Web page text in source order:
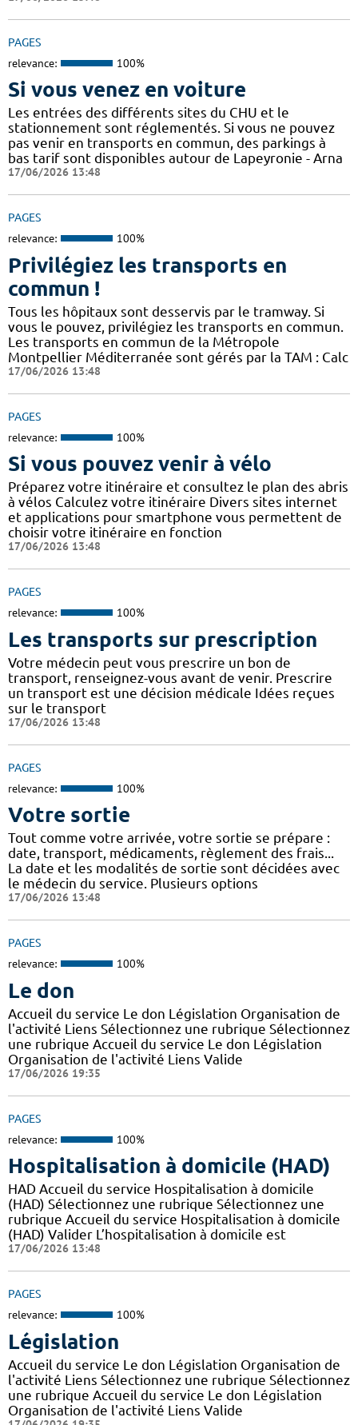
PAGES
relevance: 100%
Si vous venez en voiture
Les entrées des différents sites du CHU et le
stationnement sont réglementés. Si vous ne pouvez
pas venir en transports en commun, des parkings à
bas tarif sont disponibles autour de Lapeyronie - Arna
17/06/2026 13:48
PAGES
relevance: 100%
Privilégiez les transports en
commun !
Tous les hôpitaux sont desservis par le tramway. Si
vous le pouvez, privilégiez les transports en commun.
Les transports en commun de la Métropole
Montpellier Méditerranée sont gérés par la TAM : Calc
17/06/2026 13:48
PAGES
relevance: 100%
Si vous pouvez venir à vélo
Préparez votre itinéraire et consultez le plan des abris
à vélos Calculez votre itinéraire Divers sites internet
et applications pour smartphone vous permettent de
choisir votre itinéraire en fonction
17/06/2026 13:48
PAGES
relevance: 100%
Les transports sur prescription
Votre médecin peut vous prescrire un bon de
transport, renseignez-vous avant de venir. Prescrire
un transport est une décision médicale Idées reçues
sur le transport
17/06/2026 13:48
PAGES
relevance: 100%
Votre sortie
Tout comme votre arrivée, votre sortie se prépare :
date, transport, médicaments, règlement des frais...
La date et les modalités de sortie sont décidées avec
le médecin du service. Plusieurs options
17/06/2026 13:48
PAGES
relevance: 100%
Le don
Accueil du service Le don Législation Organisation de
l'activité Liens Sélectionnez une rubrique Sélectionnez
une rubrique Accueil du service Le don Législation
Organisation de l'activité Liens Valide
17/06/2026 19:35
PAGES
relevance: 100%
Hospitalisation à domicile (HAD)
HAD Accueil du service Hospitalisation à domicile
(HAD) Sélectionnez une rubrique Sélectionnez une
rubrique Accueil du service Hospitalisation à domicile
(HAD) Valider L’hospitalisation à domicile est
17/06/2026 13:48
PAGES
relevance: 100%
Législation
Accueil du service Le don Législation Organisation de
l'activité Liens Sélectionnez une rubrique Sélectionnez
une rubrique Accueil du service Le don Législation
Organisation de l'activité Liens Valide